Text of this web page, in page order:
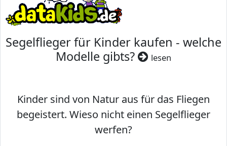
Segelflieger für Kinder kaufen - welche
Modelle gibts?
lesen
Kinder sind von Natur aus für das Fliegen
begeistert. Wieso nicht einen Segelflieger
werfen?